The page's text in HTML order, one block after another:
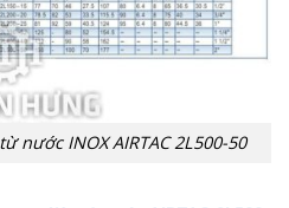
nước INOX AIRTAC 2L500-50